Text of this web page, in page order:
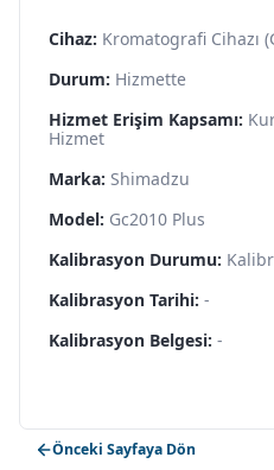
Cihaz: Kromatografi Cihazı
Durum: Hizmette
Hizmet Erişim Kapsamı:
Hizmet
Marka: Shimadzu
Model: Gc2010 Plus
Kalibrasyon Durumu:
Kalibrasyon Tarihi: -
Kalibrasyon Belgesi: -
Önceki Sayfaya Dön